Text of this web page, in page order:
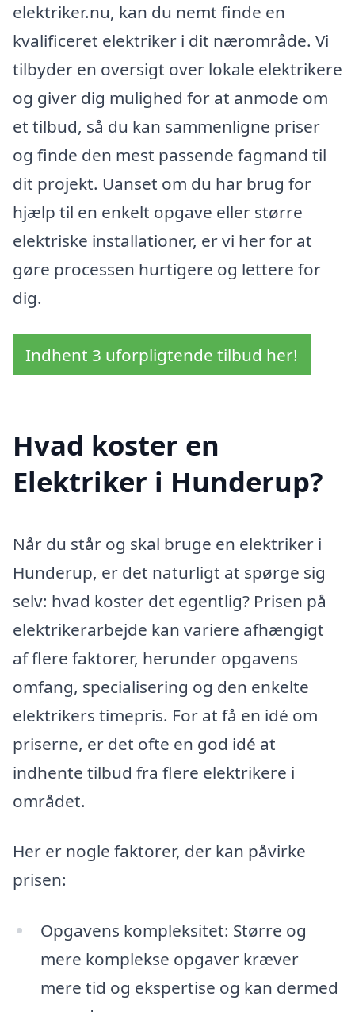
elektriker.nu, kan du nemt finde en
kvalificeret elektriker i dit nærområde. Vi
tilbyder en oversigt over lokale elektrikere
og giver dig mulighed for at anmode om
et tilbud, så du kan sammenligne priser
og finde den mest passende fagmand til
dit projekt. Uanset om du har brug for
hjælp til en enkelt opgave eller større
elektriske installationer, er vi her for at
gøre processen hurtigere og lettere for
dig.
Indhent 3 uforpligtende tilbud her!
Hvad koster en
Elektriker i Hunderup?
Når du står og skal bruge en elektriker i
Hunderup, er det naturligt at spørge sig
selv: hvad koster det egentlig? Prisen på
elektrikerarbejde kan variere afhængigt
af flere faktorer, herunder opgavens
omfang, specialisering og den enkelte
elektrikers timepris. For at få en idé om
priserne, er det ofte en god idé at
indhente tilbud fra flere elektrikere i
området.
Her er nogle faktorer, der kan påvirke
prisen:
Opgavens kompleksitet: Større og
mere komplekse opgaver kræver
mere tid og ekspertise og kan dermed